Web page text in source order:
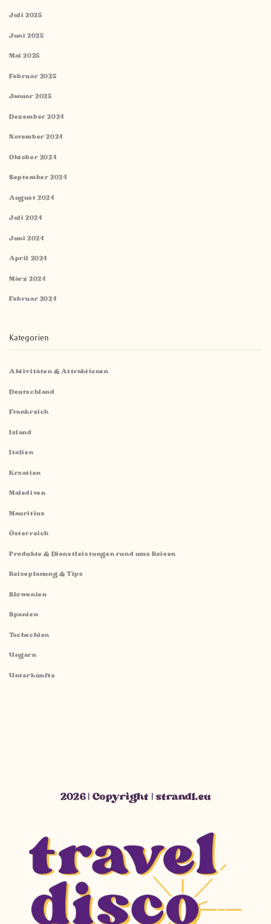
Juli 2025
Juni 2025
Mai 2025
Februar 2025
Januar 2025
Dezember 2024
November 2024
Oktober 2024
September 2024
August 2024
Juli 2024
Juni 2024
April 2024
März 2024
Februar 2024
Kategorien
Aktivitäten & Attraktionen
Deutschland
Frankreich
Island
Italien
Kroatien
Malediven
Mauritius
Österreich
Produkte & Dienstleistungen rund ums Reisen
Reiseplanung & Tips
Slowenien
Spanien
Tschechien
Ungarn
Unterkünfte
2026 | Copyright | strandl.eu